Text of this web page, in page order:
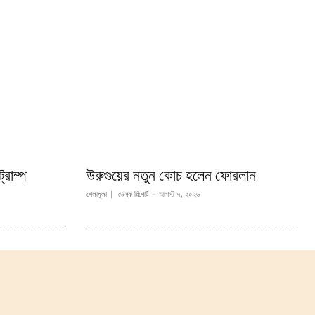
উরুগুয়ের নতুন কোচ হলেন ফোরলান
খেলাধূলা ডেস্ক রিপোর্ট - আগস্ট ৭, ২০২৬